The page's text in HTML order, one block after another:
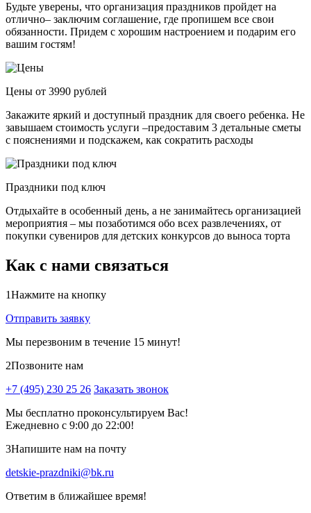
Будьте уверены, что организация праздников пройдет на
отлично– заключим соглашение, где пропишем все свои
обязанности. Придем с хорошим настроением и подарим его
вашим гостям!
Цены от 3990 рублей
Закажите яркий и доступный праздник для своего ребенка. Не
завышаем стоимость услуги –предоставим 3 детальные сметы
с пояснениями и подскажем, как сократить расходы
Праздники под ключ
Отдыхайте в особенный день, а не занимайтесь организацией
мероприятия – мы позаботимся обо всех развлечениях, от
покупки сувениров для детских конкурсов до выноса торта
Как с нами связаться
1Нажмите на кнопку
Отправить заявку
Мы перезвоним в течение 15 минут!
2Позвоните нам
+7 (495) 230 25 26 Заказать звонок
Мы бесплатно проконсультируем Вас!
Ежедневно с 9:00 до 22:00!
3Напишите нам на почту
detskie-prazdniki@bk.ru
Ответим в ближайшее время!